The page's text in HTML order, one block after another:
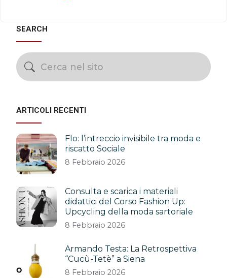
SEARCH
ARTICOLI RECENTI
Flo: l’intreccio invisibile tra moda e
riscatto Sociale
8 Febbraio 2026
Consulta e scarica i materiali
didattici del Corso Fashion Up:
Upcycling della moda sartoriale
8 Febbraio 2026
Armando Testa: La Retrospettiva
“Cucù-Tetè” a Siena
8 Febbraio 2026